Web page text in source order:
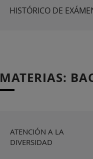
HISTÓRICO DE
MATERIAS:
ATENCIÓN A LA
DIVERSIDAD